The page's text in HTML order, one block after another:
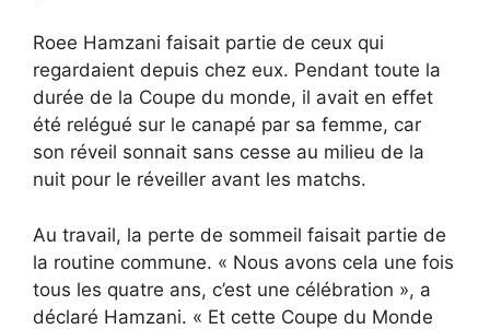
Roee Hamzani faisait partie de ceux qui
regardaient depuis chez eux. Pendant toute la
durée de la Coupe du monde, il avait en effet
été relégué sur le canapé par sa femme, car
son réveil sonnait sans cesse au milieu de la
nuit pour le réveiller avant les matchs.
Au travail, la perte de sommeil faisait partie de
la routine commune. « Nous avons cela une fois
tous les quatre ans, c’est une célébration », a
déclaré Hamzani. « Et cette Coupe du Monde